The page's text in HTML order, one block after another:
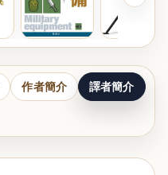
作者簡介 譯者簡介